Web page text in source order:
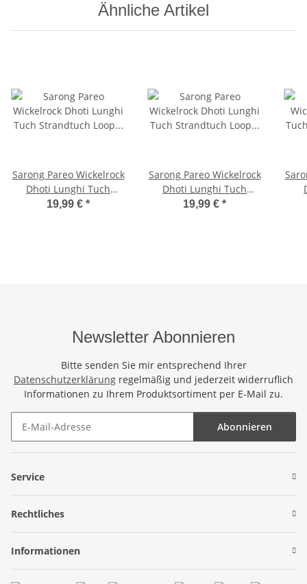
Ähnliche Artikel
Sarong Pareo Wickelrock
Dhoti Lunghi Tuch
Strandtuch Loop Herz
19,99 € *
Sarong Pareo Wickelrock
Dhoti Lunghi Tuch
Strandtuch Loop Herz
19,99 € *
Newsletter Abonnieren
Bitte senden Sie mir entsprechend Ihrer
Datenschutzerklärung regelmäßig und jederzeit widerruflich
Informationen zu Ihrem Produktsortiment per E-Mail zu.
Abonnieren
Service
Rechtliches
Informationen